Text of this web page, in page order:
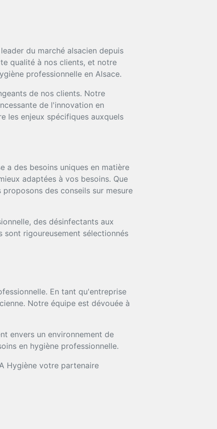
du marché alsacien depuis
qualité à nos clients, et notre
professionnelle en Alsace.
de nos clients. Notre
de l'innovation en
les enjeux spécifiques auxquels
a des besoins uniques en matière
adaptées à vos besoins. Que
des conseils sur mesure
des désinfectants aux
rigoureusement sélectionnés
En tant qu'entreprise
Notre équipe est dévouée à
envers un environnement de
en hygiène professionnelle.
Hygiène votre partenaire